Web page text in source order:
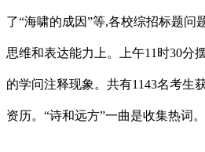
了“海啸的成因”等,各校综招标题问
思维和表达能力上。上午11时30分
的学问注释现象。共有1143名考生
资历。“诗和远方”一曲是收集热词。